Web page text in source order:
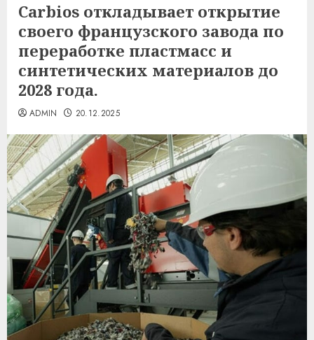
Carbios откладывает открытие
своего французского завода по
переработке пластмасс и
синтетических материалов до
2028 года.
ADMIN 20.12.2025